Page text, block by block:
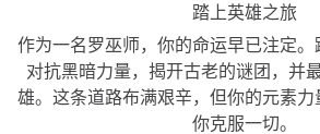
踏上英雄之旅
作为一名罗巫师，你的命运早已注定。
对抗黑暗力量，揭开古老的谜团，并
雄。这条道路布满艰辛，但你的元素
你克服一切。